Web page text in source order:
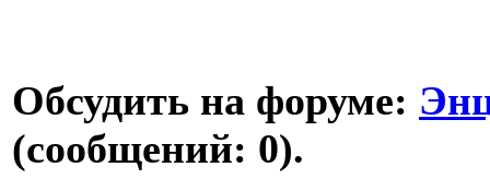
Обсудить на форуме:
(сообщений: 0).